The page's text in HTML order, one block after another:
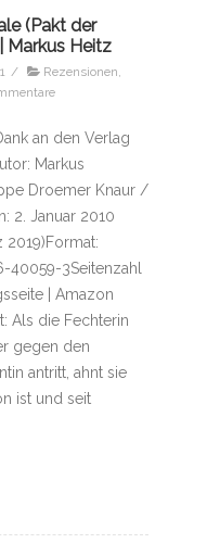
(Pakt der
Markus Heitz
/ Rezensionen,
an den Verlag
Markus
Droemer Knaur /
2. Januar 2010
2019)Format:
40059-3Seitenzahl
| Amazon
Als die Fechterin
gegen den
antritt, ahnt sie
ist und seit